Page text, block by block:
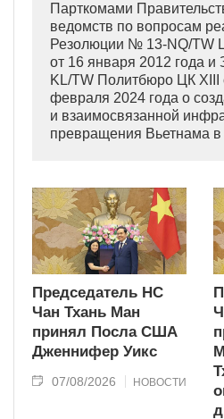
Парткомами
ведомств по вопросам
Резолюции № 13-NQ/TW
от 16 января 2012 года
KL/TW Политбюро ЦК XIII
февраля 2024 года о
и взаимосвязанной
превращения Вьетнама
Председатель НС
Чан Тхань Ман
принял Посла США
Дженнифер Уикс
07/08/2026 НОВОСТИ